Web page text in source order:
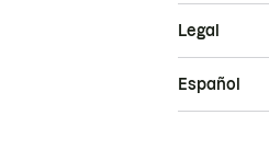
Legal
Español